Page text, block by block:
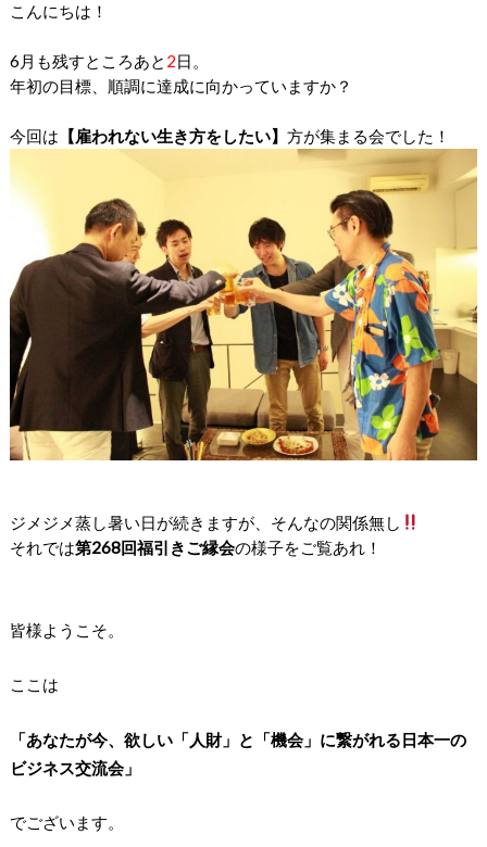
こんにちは！
6月も残すところあと 2日。
年初の目標、順調に達成に向かっていますか？
今回は 【雇われない生き方をしたい】 方が集まる会でした！
ジメジメ蒸し暑い日が続きますが、そんなの関係無し
それでは第268回福引きご縁会の様子をご覧あれ！
皆様ようこそ。
ここは
「あなたが今、欲しい「人財」と「機会」に繋がれる日本一の
ビジネス交流会」
でございます。